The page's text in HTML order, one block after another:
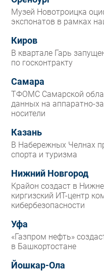
Музей Новотроицка
экспонатов в рамках
Киров
В квартале Гарь
по госконтракту
Самара
ТФОМС Самарской
данных на аппаратно-
носители
Казань
В Набережных Челнах
спорта и туризма
Нижний Новгород
Крайон создаст в
киргизский ИТ-центр
кибербезопасности
Уфа
«Газпром нефть»
в Башкортостане
Йошкар-Ола